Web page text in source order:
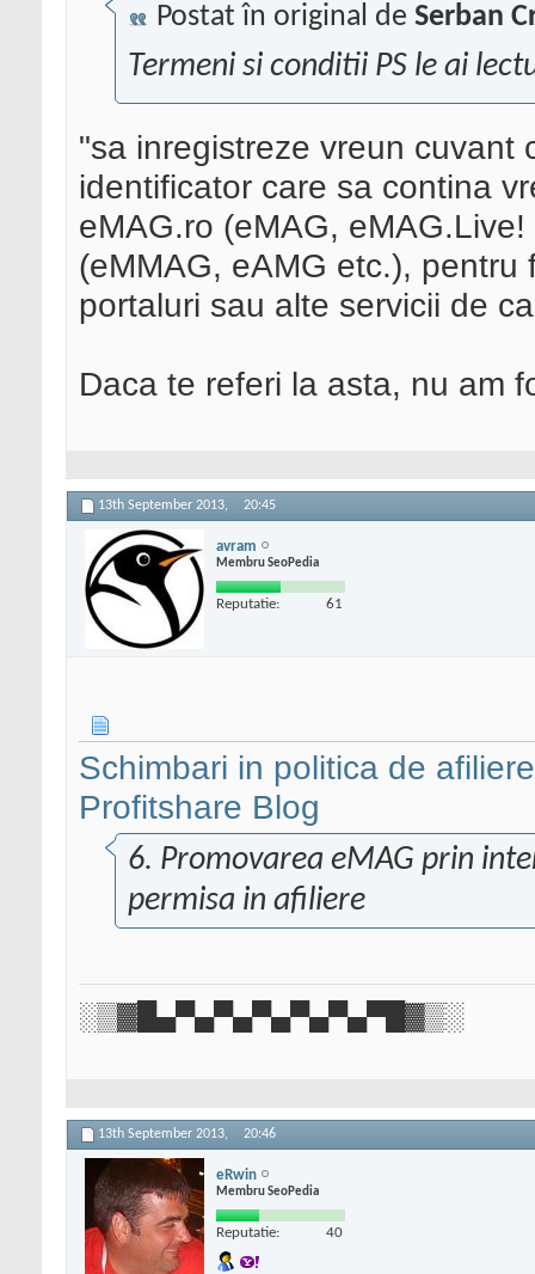
Postat în original de Serban
Termeni si conditii PS le ai
"sa inregistreze vreun cuvant
identificator care sa contina
eMAG.ro (eMAG,
(eMMAG, eAMG etc.),
portaluri sau alte servicii de
Daca te referi la asta, nu am
13th September 2013, 20:45
avram
Membru SeoPedia
Reputatie: 61
Schimbari in politica de
Profitshare Blog
6. Promovarea eMAG prin
permisa in afiliere
░▒▓█▄▀▄▀▄▀▄▀▄▀▄▀█▓▒░
13th September 2013, 20:46
eRwin
Membru SeoPedia
Reputatie: 40